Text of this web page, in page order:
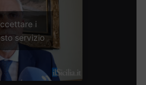
i
servizio